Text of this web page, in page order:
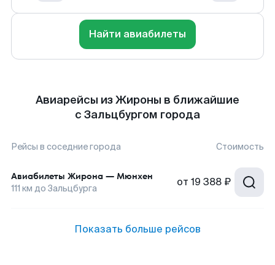
Найти авиабилеты
Авиарейсы из Жироны в ближайшие
с Зальцбургом города
Рейсы в соседние города Стоимость
Авиабилеты Жирона — Мюнхен
111 км до Зальцбурга от 19 388 ₽
Показать больше рейсов